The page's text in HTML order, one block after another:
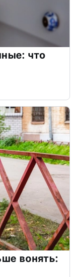
что
вонять: